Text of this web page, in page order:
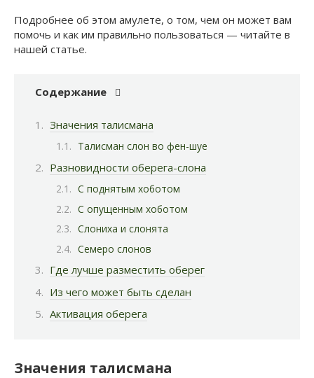
Подробнее об этом амулете, о том, чем он может вам
помочь и как им правильно пользоваться — читайте в
нашей статье.
Содержание
Значения талисмана
Талисман слон во фен-шуе
Разновидности оберега-слона
С поднятым хоботом
С опущенным хоботом
Слониха и слонята
Семеро слонов
Где лучше разместить оберег
Из чего может быть сделан
Активация оберега
Значения талисмана